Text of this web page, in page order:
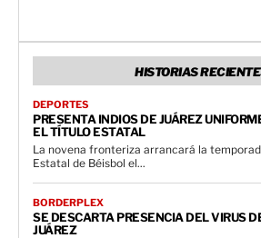
HISTORIAS
DEPORTES
PRESENTA INDIOS DE JUÁREZ
EL TÍTULO ESTATAL
La novena fronteriza arrancará la
Estatal de Béisbol el...
BORDERPLEX
SE DESCARTA PRESENCIA DEL VIRUS
JUÁREZ